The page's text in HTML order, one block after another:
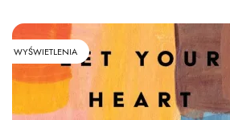
WYŚWIETLENIA